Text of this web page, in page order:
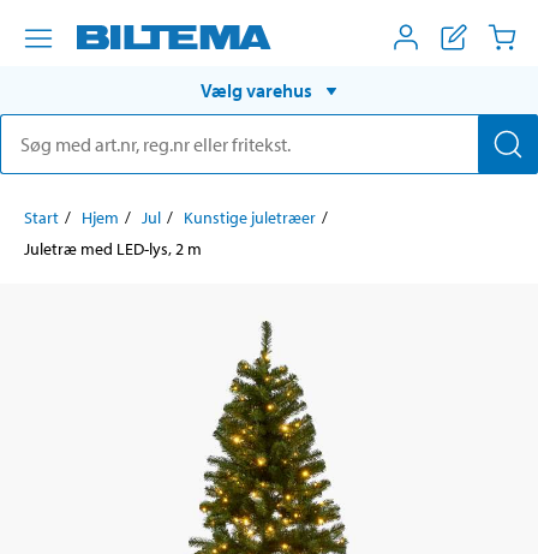
Vælg varehus
Start Hjem Jul
Kunstige juletræer
Juletræ med LED-lys, 2 m